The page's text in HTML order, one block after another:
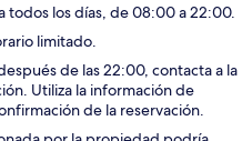
todos los días, de 08:00 a 22:00.
limitado.
de las 22:00, contacta a la
Utiliza la información de
de la reservación.